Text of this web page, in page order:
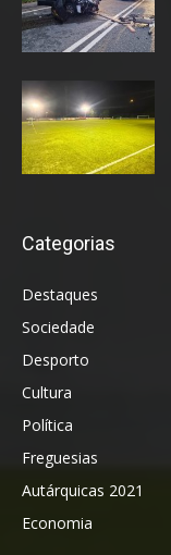
Categorias
Destaques
Sociedade
Desporto
Cultura
Política
Freguesias
Autárquicas 2021
Economia